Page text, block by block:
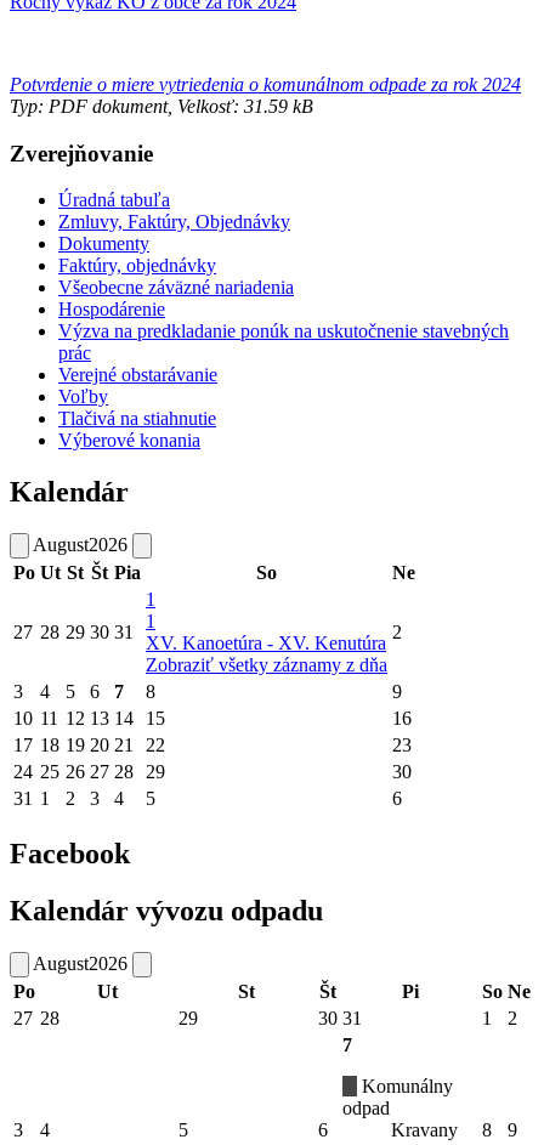
Potvrdenie o miere vytriedenia o komunálnom odpade za rok 2024
Typ: PDF dokument, Velkosť: 31.59 kB
Zverejňovanie
Úradná tabuľa
Zmluvy, Faktúry, Objednávky
Dokumenty
Faktúry, objednávky
Všeobecne záväzné nariadenia
Hospodárenie
Výzva na predkladanie ponúk na uskutočnenie stavebných
prác
Verejné obstarávanie
Voľby
Tlačivá na stiahnutie
Výberové konania
Kalendár
August2026
Po Ut St Št Pia So Ne
27 28 29 30 31
1
1
XV. Kanoetúra - XV. Kenutúra
Zobraziť všetky záznamy z dňa
2
3 4 5 6 7 8
9
10 11 12 13 14 15
16
17 18 19 20 21 22
23
24 25 26 27 28 29
30
31 1 2 3 4 5 6
Facebook
Kalendár vývozu odpadu
August2026
Po
Ut St Št Pi So Ne
27 28 29 30 31 1 2
3 4 5 6
7
Komunálny
odpad
Kravany
8 9